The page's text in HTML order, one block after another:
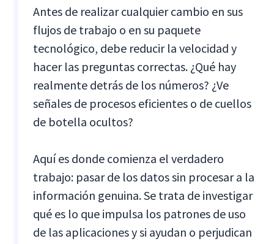
Antes de realizar cualquier cambio en sus
flujos de trabajo o en su paquete
tecnológico, debe reducir la velocidad y
hacer las preguntas correctas. ¿Qué hay
realmente detrás de los números? ¿Ve
señales de procesos eficientes o de cuellos
de botella ocultos?
Aquí es donde comienza el verdadero
trabajo: pasar de los datos sin procesar a la
información genuina. Se trata de investigar
qué es lo que impulsa los patrones de uso
de las aplicaciones y si ayudan o perjudican